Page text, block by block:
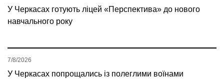
У Черкасах готують ліцей «Перспектива» до нового
навчального року
У Черкасах попрощались із полеглими воїнами
7/8/2026